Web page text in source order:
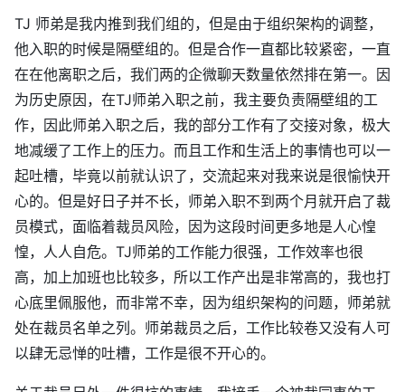
TJ 师弟是我内推到我们组的，但是由于组织架构的调整，
他入职的时候是隔壁组的。但是合作一直都比较紧密，一直
在在他离职之后，我们两的企微聊天数量依然排在第一。因
为历史原因，在TJ师弟入职之前，我主要负责隔壁组的工
作，因此师弟入职之后，我的部分工作有了交接对象，极大
地减缓了工作上的压力。而且工作和生活上的事情也可以一
起吐槽，毕竟以前就认识了，交流起来对我来说是很愉快开
心的。但是好日子并不长，师弟入职不到两个月就开启了裁
员模式，面临着裁员风险，因为这段时间更多地是人心惶
惶，人人自危。TJ师弟的工作能力很强，工作效率也很
高，加上加班也比较多，所以工作产出是非常高的，我也打
心底里佩服他，而非常不幸，因为组织架构的问题，师弟就
处在裁员名单之列。师弟裁员之后，工作比较卷又没有人可
以肆无忌惮的吐槽，工作是很不开心的。